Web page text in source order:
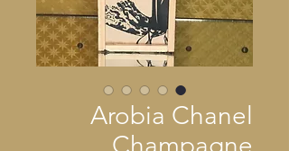
Arobia Chanel
Champagne